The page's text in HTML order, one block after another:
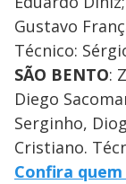
Gustavo
Técnico:
SÃO BENTO:
Diego
Serginho,
Cristiano.
Confira